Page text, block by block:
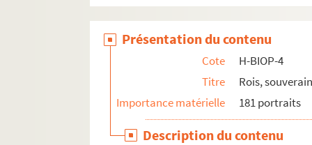
Présentation du contenu
Cote
H-BIOP-4
Titre
Rois,
Importance matérielle
181 portraits
Description du contenu